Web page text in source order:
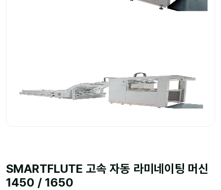
SMARTFLUTE 고속 자동 라미네이팅 머신
1450 / 1650